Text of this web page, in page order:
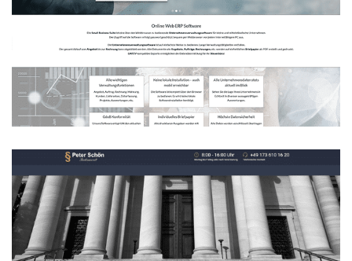
Unternehmensverwaltungssoftware
WEBDESIGN